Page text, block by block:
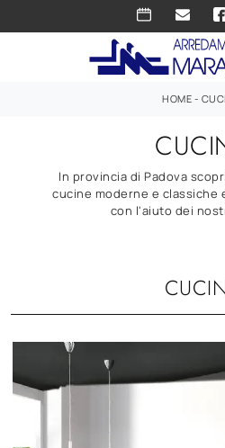
HOME -
In provincia di Padova
cucine moderne e classiche
con l'aiuto dei